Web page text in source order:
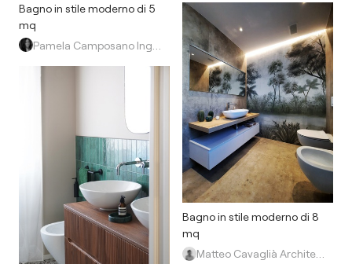
Bagno in stile moderno di 5
mq
Bagno in stile moderno di 8
mq
Matteo Cavaglià Architetto